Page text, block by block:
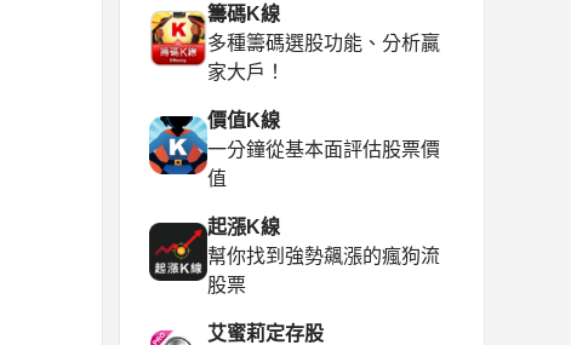
籌碼K線
多種籌碼選股功能、分析贏
家大戶！
價值K線
一分鐘從基本面評估股票價
值
起漲K線
幫你找到強勢飆漲的瘋狗流
股票
艾蜜莉定存股